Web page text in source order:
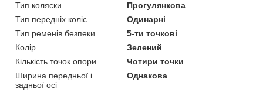
Тип коляски
Прогулянкова
Тип передніх коліс
Одинарні
Тип ременів безпеки
5-ти точкові
Колір
Зелений
Кількість точок опори
Чотири точки
Ширина передньої і
задньої осі
Однакова